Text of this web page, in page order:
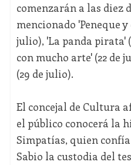
comenzarán a las diez
mencionado 'Peneque
julio), 'La panda pirata'
con mucho arte' (22 de
(29 de julio).
El concejal de Cultura
el público conocerá la
Simpatías, quien
Sabio la custodia del